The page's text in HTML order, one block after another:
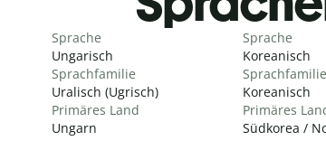
Sprache
Ungarisch
Sprachfamilie
Uralisch (Ugrisch)
Primäres Land
Ungarn
Sprache
Koreanisch
Sprachfamilie
Koreanisch
Primäres
Südkorea /